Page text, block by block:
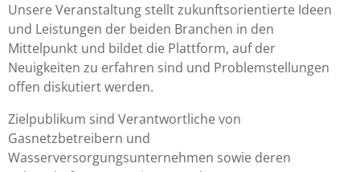
Unsere Veranstaltung stellt zukunftsorientierte Ideen
und Leistungen der beiden Branchen in den
Mittelpunkt und bildet die Plattform, auf der
Neuigkeiten zu erfahren sind und Problemstellungen
offen diskutiert werden.
Zielpublikum sind Verantwortliche von
Gasnetzbetreibern und
Wasserversorgungsunternehmen sowie deren